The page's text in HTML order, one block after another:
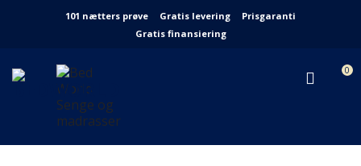
101 nætters prøve Gratis levering
Prisgaranti
Gratis finansiering
0